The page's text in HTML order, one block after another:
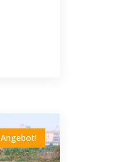
Angebot!